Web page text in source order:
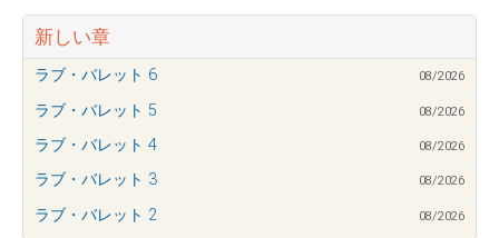
新しい章
ラブ・バレット 6 08/2026
ラブ・バレット 5 08/2026
ラブ・バレット 4 08/2026
ラブ・バレット 3 08/2026
ラブ・バレット 2 08/2026